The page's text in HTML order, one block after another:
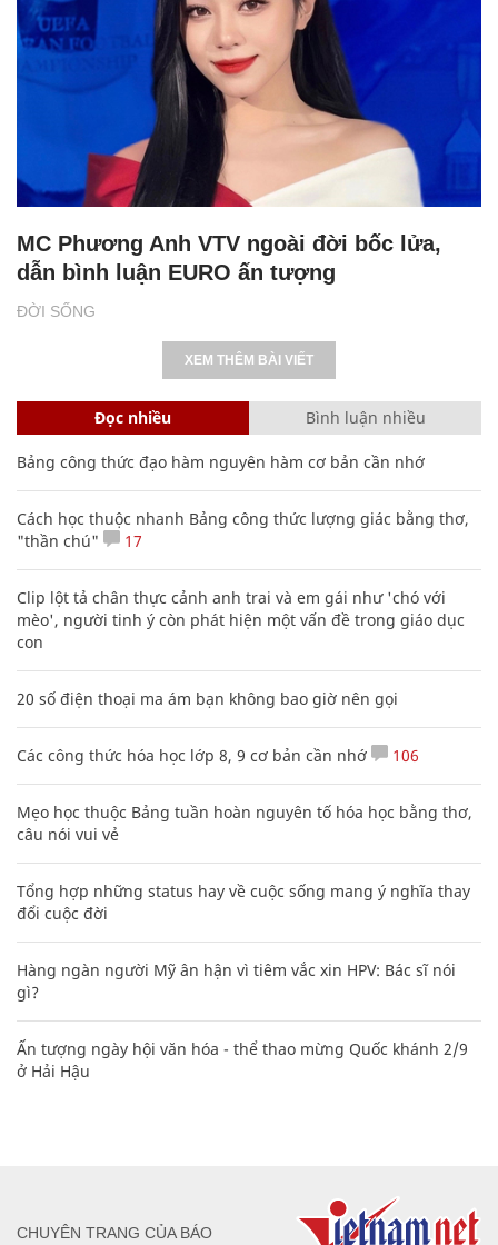
ĐỜI SỐNG
MC Phương Anh VTV ngoài đời bốc lửa,
dẫn bình luận EURO ấn tượng
XEM THÊM BÀI VIẾT
Đọc nhiều Bình luận nhiều
Bảng công thức đạo hàm nguyên hàm cơ bản cần nhớ
Cách học thuộc nhanh Bảng công thức lượng giác bằng thơ,
"thần chú"
17
Clip lột tả chân thực cảnh anh trai và em gái như 'chó với
mèo', người tinh ý còn phát hiện một vấn đề trong giáo dục
con
20 số điện thoại ma ám bạn không bao giờ nên gọi
Các công thức hóa học lớp 8, 9 cơ bản cần nhớ 106
Mẹo học thuộc Bảng tuần hoàn nguyên tố hóa học bằng thơ,
câu nói vui vẻ
Tổng hợp những status hay về cuộc sống mang ý nghĩa thay
đổi cuộc đời
Hàng ngàn người Mỹ ân hận vì tiêm vắc xin HPV: Bác sĩ nói
gì?
Ấn tượng ngày hội văn hóa - thể thao mừng Quốc khánh 2/9
ở Hải Hậu
CHUYÊN TRANG CỦA BÁO